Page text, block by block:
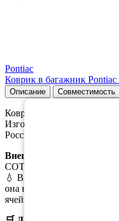
Pontiac
Коврик в багажник Pontiac
Описание Совместимость
Коврик в багажник для
Изготавливается из
Российского
Внешняя часть
коврика
СОТЫ/РОМБ.
💧 В случае пролива
она не растекается по
ячейках.